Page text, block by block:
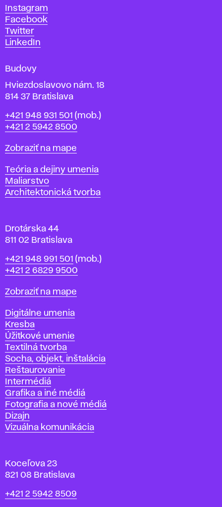
c
h
u
m
e
í
v
r
a
i
s
l
a
v
Instagram
Facebook
Twitter
LinkedIn
Budovy
Hviezdoslavovo nám. 18
814 37 Bratislava
Telefón
+421 948 931 501 (mob.)
+421 2 5942 8500
Mapa
Zobraziť na mape
Katedry
Teória a dejiny umenia
Maliarstvo
Architektonická tvorba
Drotárska 44
811 02 Bratislava
Telefón
+421 948 991 501 (mob.)
+421 2 6829 9500
Mapa
Zobraziť na mape
Katedry
Digitálne umenia
Kresba
Úžitkové umenie
Textilná tvorba
Socha, objekt, inštalácia
Reštaurovanie
Intermédiá
Grafika a iné médiá
Fotografia a nové médiá
Dizajn
Vizuálna komunikácia
Koceľova 23
821 08 Bratislava
Telefón
+421 2 5942 8509